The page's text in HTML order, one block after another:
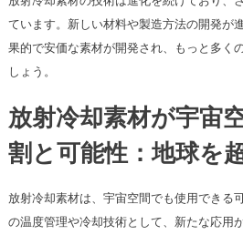
ています。新しい材料や製造方法の開発が
果的で安価な素材が開発され、もっと多く
しょう。
放射冷却素材が宇宙
割と可能性：地球を
放射冷却素材は、宇宙空間でも使用できる
の温度管理や冷却技術として、新たな応用